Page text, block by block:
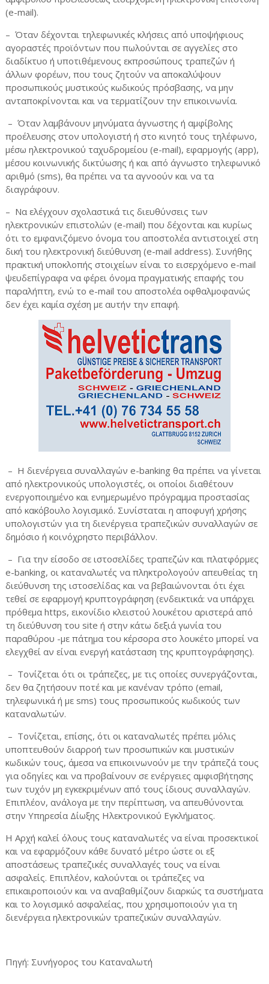
(e-mail).
– Όταν δέχονται τηλεφωνικές κλήσεις από υποψήφιους
αγοραστές προϊόντων που πωλούνται σε αγγελίες στο
διαδίκτυο ή υποτιθέμενους εκπροσώπους τραπεζών ή
άλλων φορέων, που τους ζητούν να αποκαλύψουν
προσωπικούς μυστικούς κωδικούς πρόσβασης, να μην
ανταποκρίνονται και να τερματίζουν την επικοινωνία.
– Όταν λαμβάνουν μηνύματα άγνωστης ή αμφίβολης
προέλευσης στον υπολογιστή ή στο κινητό τους τηλέφωνο,
μέσω ηλεκτρονικού ταχυδρομείου (e-mail), εφαρμογής (app),
μέσου κοινωνικής δικτύωσης ή και από άγνωστο τηλεφωνικό
αριθμό (sms), θα πρέπει να τα αγνοούν και να τα
διαγράφουν.
– Να ελέγχουν σχολαστικά τις διευθύνσεις των
ηλεκτρονικών επιστολών (e-mail) που δέχονται και κυρίως
ότι το εμφανιζόμενο όνομα του αποστολέα αντιστοιχεί στη
δική του ηλεκτρονική διεύθυνση (e-mail address). Συνήθης
πρακτική υποκλοπής στοιχείων είναι το εισερχόμενο e-mail
ψευδεπίγραφα να φέρει όνομα πραγματικής επαφής του
παραλήπτη, ενώ το e-mail του αποστολέα οφθαλμοφανώς
δεν έχει καμία σχέση με αυτήν την επαφή.
– Η διενέργεια συναλλαγών e-banking θα πρέπει να γίνεται
από ηλεκτρονικούς υπολογιστές, οι οποίοι διαθέτουν
ενεργοποιημένο και ενημερωμένο πρόγραμμα προστασίας
από κακόβουλο λογισμικό. Συνίσταται η αποφυγή χρήσης
υπολογιστών για τη διενέργεια τραπεζικών συναλλαγών σε
δημόσιο ή κοινόχρηστο περιβάλλον.
– Για την είσοδο σε ιστοσελίδες τραπεζών και πλατφόρμες
e-banking, οι καταναλωτές να πληκτρολογούν απευθείας τη
διεύθυνση της ιστοσελίδας και να βεβαιώνονται ότι έχει
τεθεί σε εφαρμογή κρυπτογράφηση (ενδεικτικά: να υπάρχει
πρόθεμα https, εικονίδιο κλειστού λουκέτου αριστερά από
τη διεύθυνση του site ή στην κάτω δεξιά γωνία του
παραθύρου -με πάτημα του κέρσορα στο λουκέτο μπορεί να
ελεγχθεί αν είναι ενεργή κατάσταση της κρυπτογράφησης).
– Τονίζεται ότι οι τράπεζες, με τις οποίες συνεργάζονται,
δεν θα ζητήσουν ποτέ και με κανέναν τρόπο (email,
τηλεφωνικά ή με sms) τους προσωπικούς κωδικούς των
καταναλωτών.
– Τονίζεται, επίσης, ότι οι καταναλωτές πρέπει μόλις
υποπτευθούν διαρροή των προσωπικών και μυστικών
κωδικών τους, άμεσα να επικοινωνούν με την τράπεζά τους
για οδηγίες και να προβαίνουν σε ενέργειες αμφισβήτησης
των τυχόν μη εγκεκριμένων από τους ίδιους συναλλαγών.
Επιπλέον, ανάλογα με την περίπτωση, να απευθύνονται
στην Υπηρεσία Δίωξης Ηλεκτρονικού Εγκλήματος.
Η Αρχή καλεί όλους τους καταναλωτές να είναι προσεκτικοί
και να εφαρμόζουν κάθε δυνατό μέτρο ώστε οι εξ
αποστάσεως τραπεζικές συναλλαγές τους να είναι
ασφαλείς. Επιπλέον, καλούνται οι τράπεζες να
επικαιροποιούν και να αναβαθμίζουν διαρκώς τα συστήματα
και το λογισμικό ασφαλείας, που χρησιμοποιούν για τη
διενέργεια ηλεκτρονικών τραπεζικών συναλλαγών.
Πηγή: Συνήγορος του Καταναλωτή